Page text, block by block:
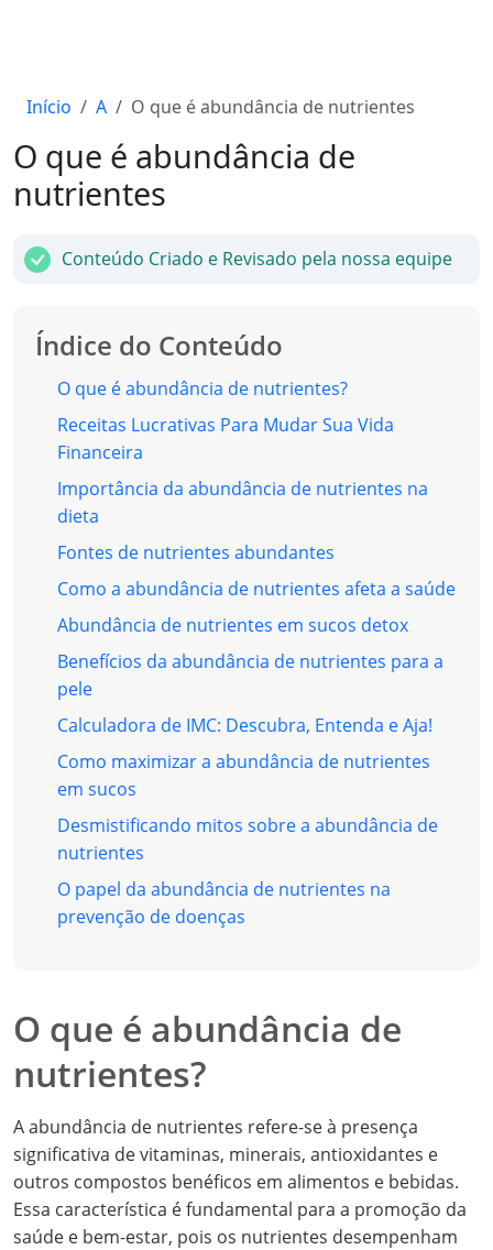
Início A O que é abundância de nutrientes
O que é abundância de
nutrientes
Conteúdo Criado e Revisado pela nossa equipe
Índice do Conteúdo
O que é abundância de nutrientes?
Receitas Lucrativas Para Mudar Sua Vida
Financeira
Importância da abundância de nutrientes na
dieta
Fontes de nutrientes abundantes
Como a abundância de nutrientes afeta a saúde
Abundância de nutrientes em sucos detox
Benefícios da abundância de nutrientes para a
pele
Calculadora de IMC: Descubra, Entenda e Aja!
Como maximizar a abundância de nutrientes
em sucos
Desmistificando mitos sobre a abundância de
nutrientes
O papel da abundância de nutrientes na
prevenção de doenças
O que é abundância de
nutrientes?
A abundância de nutrientes refere-se à presença
significativa de vitaminas, minerais, antioxidantes e
outros compostos benéficos em alimentos e bebidas.
Essa característica é fundamental para a promoção da
saúde e bem-estar, pois os nutrientes desempenham